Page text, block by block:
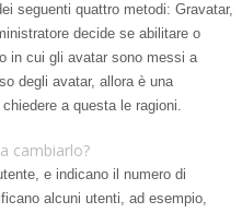
seguenti quattro metodi: Gravatar,
decide se abilitare o
in cui gli avatar sono messi a
degli avatar, allora è una
a questa le ragioni.
cambiarlo?
e indicano il numero di
alcuni utenti, ad esempio,